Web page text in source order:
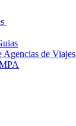
Agencias de Viajes